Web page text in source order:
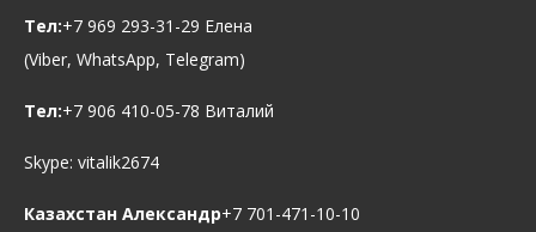
Тел:+7 969 293-31-29 Елена
(Viber, WhatsApp, Telegram)
Тел:+7 906 410-05-78 Виталий
Skype: vitalik2674
Казахстан Александр+7 701-471-10-10